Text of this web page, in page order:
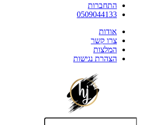
התחברות
0509044133
אודות
צרו קשר
המלצות
הצהרת נגישות